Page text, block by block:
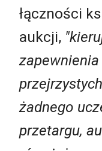
łączności
aukcji,
żadnego
przetargu,